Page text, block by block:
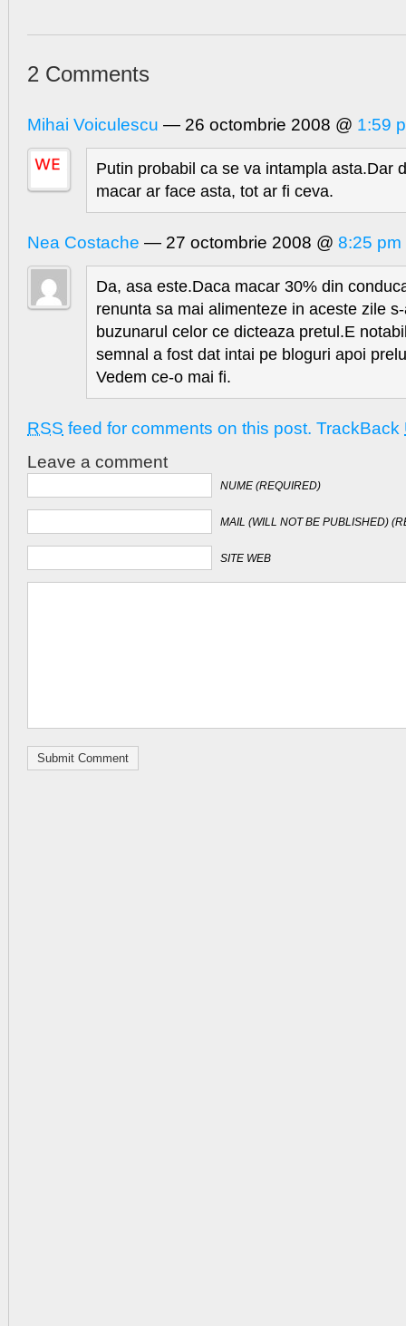
2 Comments
Mihai Voiculescu — 26 octombrie 2008 @ 1:59
Putin probabil ca se va intampla asta.Dar
macar ar face asta, tot ar fi ceva.
Nea Costache — 27 octombrie 2008 @ 8:25 pm
Da, asa este.Daca macar 30% din
renunta sa mai alimenteze in aceste zile
buzunarul celor ce dicteaza pretul.E
semnal a fost dat intai pe bloguri apoi
Vedem ce-o mai fi.
RSS feed for comments on this post. TrackBack
Leave a comment
NUME (REQUIRED)
MAIL (WILL NOT BE PUBLISHED)
SITE WEB